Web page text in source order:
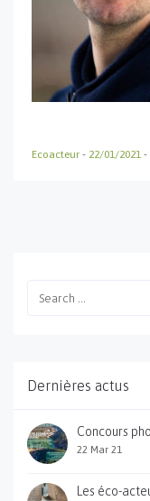
Ecoacteur - 22/01/2021 -
Dernières actus
Concours
22 Mar 21
Les éco-